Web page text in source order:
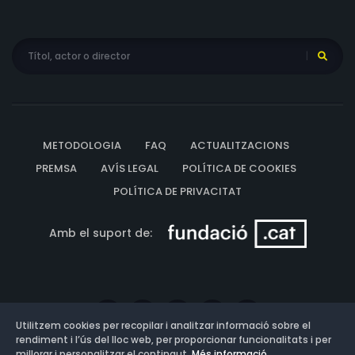
METODOLOGIA FAQ
ACTUALITZACIONS
PREMSA
AVÍS LEGAL
POLÍTICA DE COOKIES
POLÍTICA DE PRIVACITAT
Amb el suport de:
Utilitzem cookies per recopilar i analitzar informació sobre el
rendiment i l’ús del lloc web, per proporcionar funcionalitats i per